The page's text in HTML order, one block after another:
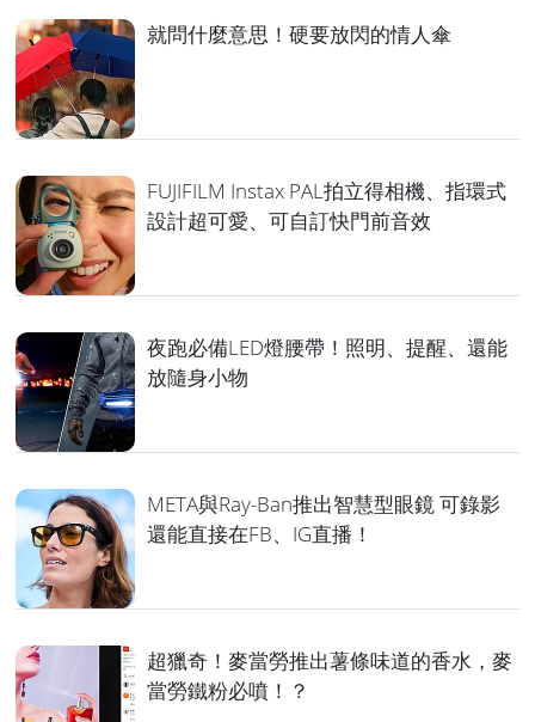
就問什麼意思！硬要放閃的情人傘
FUJIFILM Instax PAL拍立得相機、指環式
設計超可愛、可自訂快門前音效
夜跑必備LED燈腰帶！照明、提醒、還能
放隨身小物
META與Ray-Ban推出智慧型眼鏡 可錄影
還能直接在FB、IG直播！
超獵奇！麥當勞推出薯條味道的香水，麥
當勞鐵粉必噴！？